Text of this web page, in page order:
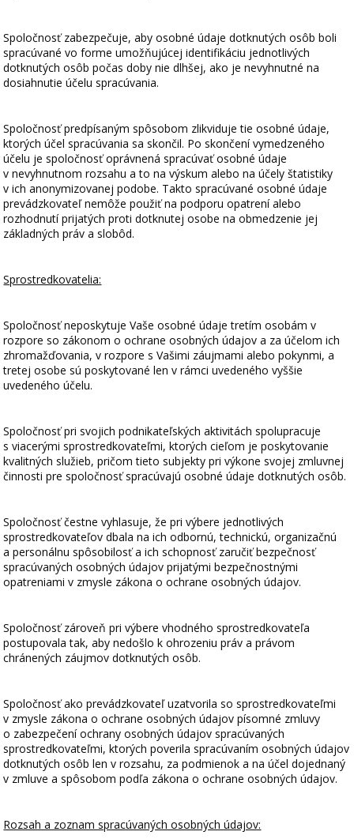
Spoločnosť zabezpečuje, aby osobné údaje dotknutých osôb boli
spracúvané vo forme umožňujúcej identifikáciu jednotlivých
dotknutých osôb počas doby nie dlhšej, ako je nevyhnutné na
dosiahnutie účelu spracúvania.
Spoločnosť predpísaným spôsobom zlikviduje tie osobné údaje,
ktorých účel spracúvania sa skončil. Po skončení vymedzeného
účelu je spoločnosť oprávnená spracúvať osobné údaje
v nevyhnutnom rozsahu a to na výskum alebo na účely štatistiky
v ich anonymizovanej podobe. Takto spracúvané osobné údaje
prevádzkovateľ nemôže použiť na podporu opatrení alebo
rozhodnutí prijatých proti dotknutej osobe na obmedzenie jej
základných práv a slobôd.
Sprostredkovatelia:
Spoločnosť neposkytuje Vaše osobné údaje tretím osobám v
rozpore so zákonom o ochrane osobných údajov a za účelom ich
zhromažďovania, v rozpore s Vašimi záujmami alebo pokynmi, a
tretej osobe sú poskytované len v rámci uvedeného vyššie
uvedeného účelu.
Spoločnosť pri svojich podnikateľských aktivitách spolupracuje
s viacerými sprostredkovateľmi, ktorých cieľom je poskytovanie
kvalitných služieb, pričom tieto subjekty pri výkone svojej zmluvnej
činnosti pre spoločnosť spracúvajú osobné údaje dotknutých osôb.
Spoločnosť čestne vyhlasuje, že pri výbere jednotlivých
sprostredkovateľov dbala na ich odbornú, technickú, organizačnú
a personálnu spôsobilosť a ich schopnosť zaručiť bezpečnosť
spracúvaných osobných údajov prijatými bezpečnostnými
opatreniami v zmysle zákona o ochrane osobných údajov.
Spoločnosť zároveň pri výbere vhodného sprostredkovateľa
postupovala tak, aby nedošlo k ohrozeniu práv a právom
chránených záujmov dotknutých osôb.
Spoločnosť ako prevádzkovateľ uzatvorila so sprostredkovateľmi
v zmysle zákona o ochrane osobných údajov písomné zmluvy
o zabezpečení ochrany osobných údajov spracúvaných
sprostredkovateľmi, ktorých poverila spracúvaním osobných údajov
dotknutých osôb len v rozsahu, za podmienok a na účel dojednaný
v zmluve a spôsobom podľa zákona o ochrane osobných údajov.
Rozsah a zoznam spracúvaných osobných údajov: